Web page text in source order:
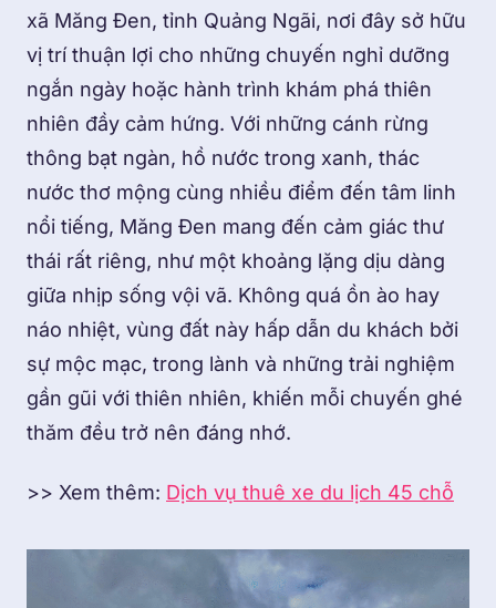
xã Măng Đen, tỉnh Quảng Ngãi, nơi đây sở hữu
vị trí thuận lợi cho những chuyến nghỉ dưỡng
ngắn ngày hoặc hành trình khám phá thiên
nhiên đầy cảm hứng. Với những cánh rừng
thông bạt ngàn, hồ nước trong xanh, thác
nước thơ mộng cùng nhiều điểm đến tâm linh
nổi tiếng, Măng Đen mang đến cảm giác thư
thái rất riêng, như một khoảng lặng dịu dàng
giữa nhịp sống vội vã. Không quá ồn ào hay
náo nhiệt, vùng đất này hấp dẫn du khách bởi
sự mộc mạc, trong lành và những trải nghiệm
gần gũi với thiên nhiên, khiến mỗi chuyến ghé
thăm đều trở nên đáng nhớ.
>> Xem thêm: Dịch vụ thuê xe du lịch 45 chỗ